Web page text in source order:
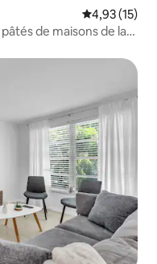
Évaluation
4,93 (15)
de maisons de la